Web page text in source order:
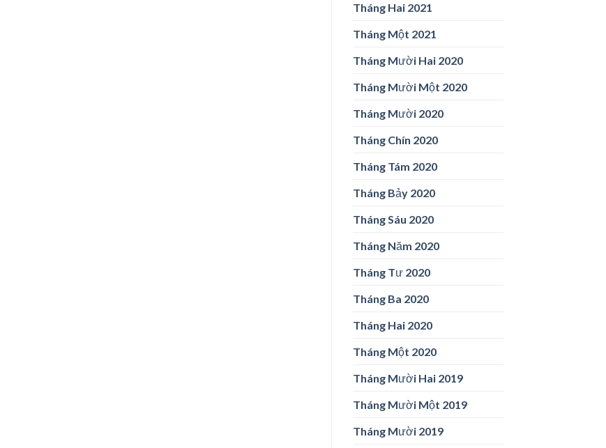
Tháng Hai 2021
Tháng Một 2021
Tháng Mười Hai 2020
Tháng Mười Một 2020
Tháng Mười 2020
Tháng Chín 2020
Tháng Tám 2020
Tháng Bảy 2020
Tháng Sáu 2020
Tháng Năm 2020
Tháng Tư 2020
Tháng Ba 2020
Tháng Hai 2020
Tháng Một 2020
Tháng Mười Hai 2019
Tháng Mười Một 2019
Tháng Mười 2019